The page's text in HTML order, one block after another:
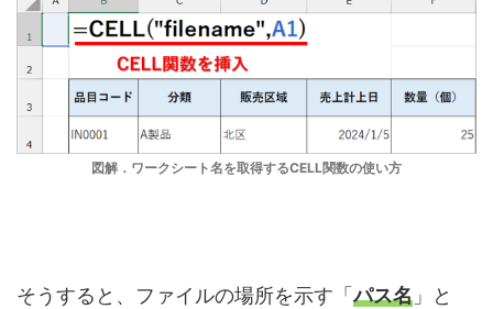
図解．ワークシート名を取得するCELL関数の使い方
そうすると、ファイルの場所を示す「パス名 」と